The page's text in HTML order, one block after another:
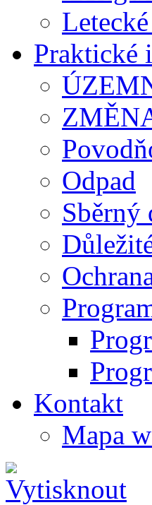
Praktické
Odpad
Sběrný
Kontakt
Mapa